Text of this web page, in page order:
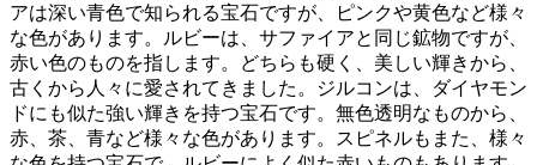
アは深い青色で知られる宝石ですが、ピンクや黄色など様々
な色があります。ルビーは、サファイアと同じ鉱物ですが、
赤い色のものを指します。どちらも硬く、美しい輝きから、
古くから人々に愛されてきました。ジルコンは、ダイヤモン
ドにも似た強い輝きを持つ宝石です。無色透明なものから、
赤、茶、青など様々な色があります。スピネルもまた、様々